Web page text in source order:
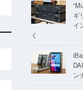
ギ
イ
く
ン